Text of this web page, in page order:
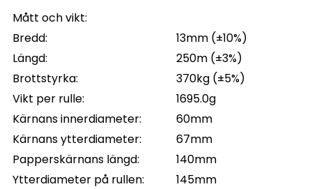
Mått och vikt:
Bredd:
13mm (±10%)
Längd:
250m (±3%)
Brottstyrka:
370kg (±5%)
Vikt per rulle:
1695.0g
Kärnans innerdiameter:
60mm
Kärnans ytterdiameter:
67mm
Papperskärnans längd:
140mm
Ytterdiameter på rullen:
145mm